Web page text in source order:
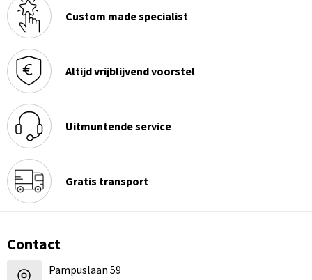
Custom made specialist
Altijd vrijblijvend voorstel
Uitmuntende service
Gratis transport
Contact
Pampuslaan 59